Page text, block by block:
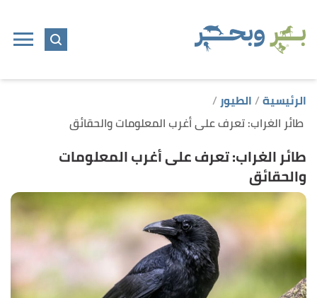
الرئيسية الطيور
طائر الغراب: تعرف على أغرب المعلومات والحقائق
طائر الغراب: تعرف على أغرب المعلومات
والحقائق